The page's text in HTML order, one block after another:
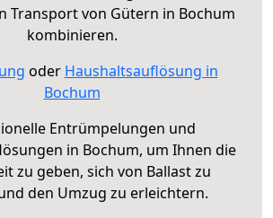
Transport von Gütern in Bochum
kombinieren.
oder Haushaltsauflösung in
Bochum
Entrümpelungen und
in Bochum, um Ihnen die
zu geben, sich von Ballast zu
den Umzug zu erleichtern.